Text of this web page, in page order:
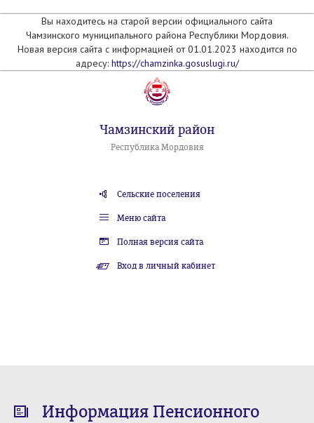
Вы находитесь на старой версии официального сайта
Чамзинского муниципального района Республики Мордовия.
Новая версия сайта с информацией от 01.01.2023 находится по
адресу: https://chamzinka.gosuslugi.ru/
Чамзинский район
Республика Мордовия
Сельские поселения
Меню сайта
Полная версия сайта
Вход в личный кабинет
Информация Пенсионного